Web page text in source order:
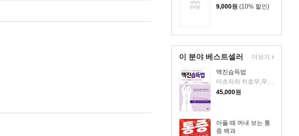
9,000원 (10% 할인)
이 분야 베스트셀러
맥진습득법
마츠자와 히로무,무토 아츠코 저/기도 마사오 편저/유준상,노혜경 역
45,000원
아플 때 꺼내 보는 통
증 백과
더보기